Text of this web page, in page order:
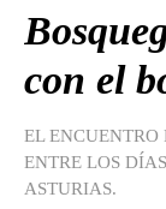
con el
EL ENCUENTRO
ENTRE LOS
ASTURIAS.